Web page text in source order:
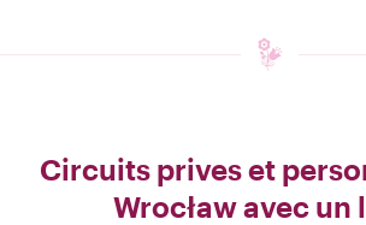
Circuits prives et
Wrocław avec un